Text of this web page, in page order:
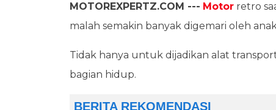
MOTOREXPERTZ.COM --- Motor retro
malah semakin banyak digemari oleh
Tidak hanya untuk dijadikan alat
bagian hidup.